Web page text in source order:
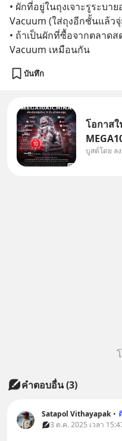
• ผักที่อยู่ในถุงเจาะรูระบา
Vacuum (ใส่ถุงอีกชั้นแล้ว
• ถ้าเป็นผักที่ซื้อจากตลาด
Vacuum เหมือนกัน
บันทึก
โอกาส
ใหม่ 9 ตั
บูสต์โดย ล
คำตอบอื่น(3)
Satapol Vithayapak •
3 ต.ค. 2025 เวลา